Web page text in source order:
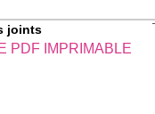
joints
PDF IMPRIMABLE